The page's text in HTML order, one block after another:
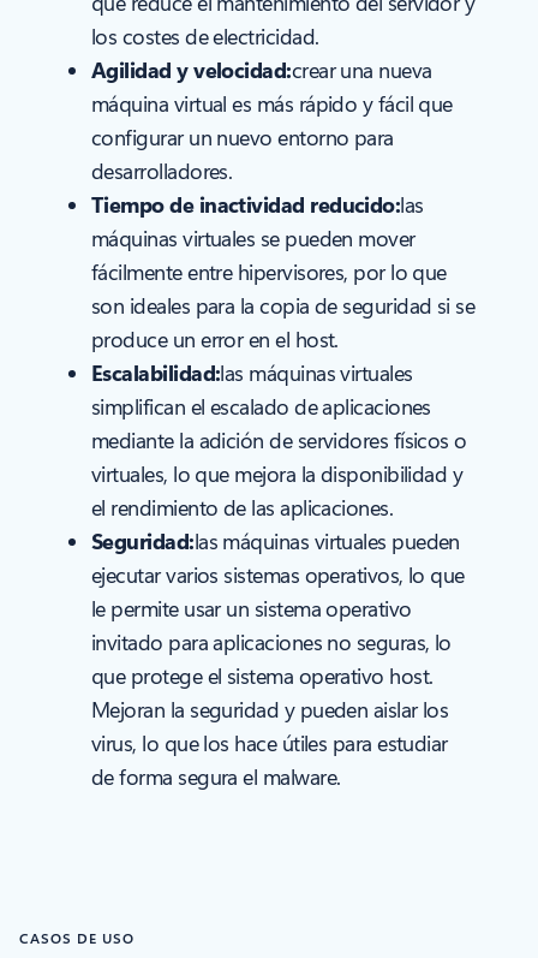
los costes de electricidad.
Agilidad y velocidad:crear una nueva
máquina virtual es más rápido y fácil que
configurar un nuevo entorno para
desarrolladores.
Tiempo de inactividad reducido:las
máquinas virtuales se pueden mover
fácilmente entre hipervisores, por lo que
son ideales para la copia de seguridad si se
produce un error en el host.
Escalabilidad:las máquinas virtuales
simplifican el escalado de aplicaciones
mediante la adición de servidores físicos o
virtuales, lo que mejora la disponibilidad y
el rendimiento de las aplicaciones.
Seguridad:las máquinas virtuales pueden
ejecutar varios sistemas operativos, lo que
le permite usar un sistema operativo
invitado para aplicaciones no seguras, lo
que protege el sistema operativo host.
Mejoran la seguridad y pueden aislar los
virus, lo que los hace útiles para estudiar
de forma segura el malware.
CASOS DE USO